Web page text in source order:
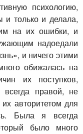
психологию,
только и делала,
на их ошибки, и
надоедали
и ничего этими
обижалась на
их поступков,
правой, не
авторитетом для
Была я всегда
было много